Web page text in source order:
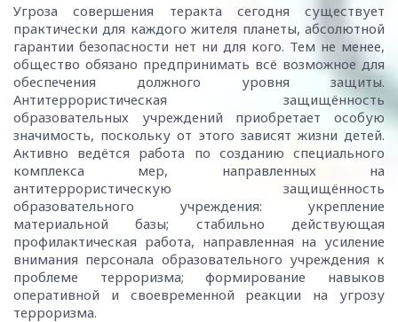
Угроза совершения теракта сегодня существует
практически для каждого жителя планеты, абсолютной
гарантии безопасности нет ни для кого. Тем не менее,
общество обязано предпринимать всё возможное для
обеспечения должного уровня защиты.
Антитеррористическая защищённость
образовательных учреждений приобретает особую
значимость, поскольку от этого зависят жизни детей.
Активно ведётся работа по созданию специального
комплекса мер, направленных на
антитеррористическую защищённость
образовательного учреждения: укрепление
материальной базы; стабильно действующая
профилактическая работа, направленная на усиление
внимания персонала образовательного учреждения к
проблеме терроризма; формирование навыков
оперативной и своевременной реакции на угрозу
терроризма.